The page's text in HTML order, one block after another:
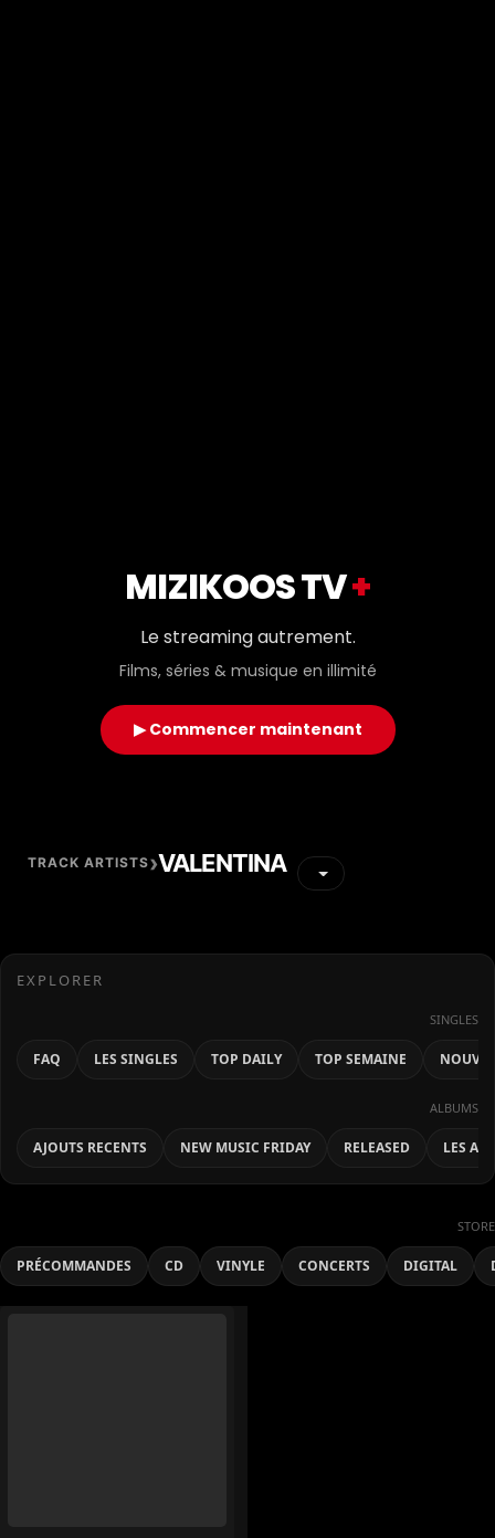
MIZIKOOS TV+
Le streaming autrement.
Films, séries & musique en illimité
▶ Commencer maintenant
TRACK ARTISTS›VALENTINA
EXPLORER
SINGLES
FAQ LES SINGLES TOP DAILY TOP SEMAINE
ALBUMS
AJOUTS RECENTS NEW MUSIC FRIDAY RELEASED LES
STORE
PRÉCOMMANDES CD VINYLE CONCERTS DIGITAL